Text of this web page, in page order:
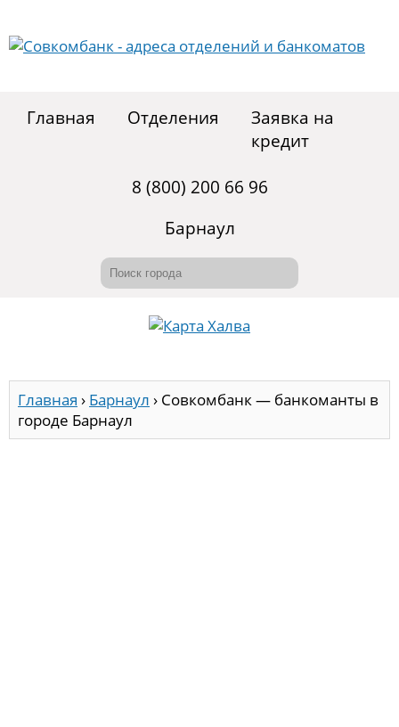
Главная Отделения
Заявка на
кредит
8 (800) 200 66 96
Барнаул
Главная › Барнаул › Совкомбанк — банкоманты в
городе Барнаул